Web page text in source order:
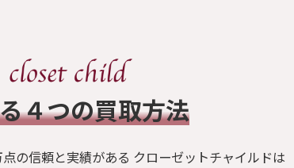
４つの買取方法
の信頼と実績がある クローゼットチャイルドは